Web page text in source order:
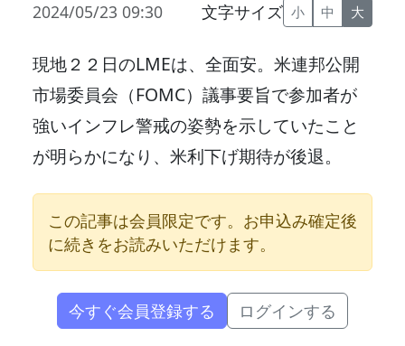
2024/05/23 09:30 文字サイズ 小 中 大
現地２２日のLMEは、全面安。米連邦公開
市場委員会（FOMC）議事要旨で参加者が
強いインフレ警戒の姿勢を示していたこと
が明らかになり、米利下げ期待が後退。
この記事は会員限定です。お申込み確定後
に続きをお読みいただけます。
今すぐ会員登録する ログインする